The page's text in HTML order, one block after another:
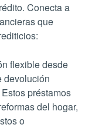
Conecta a
que
flexible desde
devolución
préstamos
del hogar,
o